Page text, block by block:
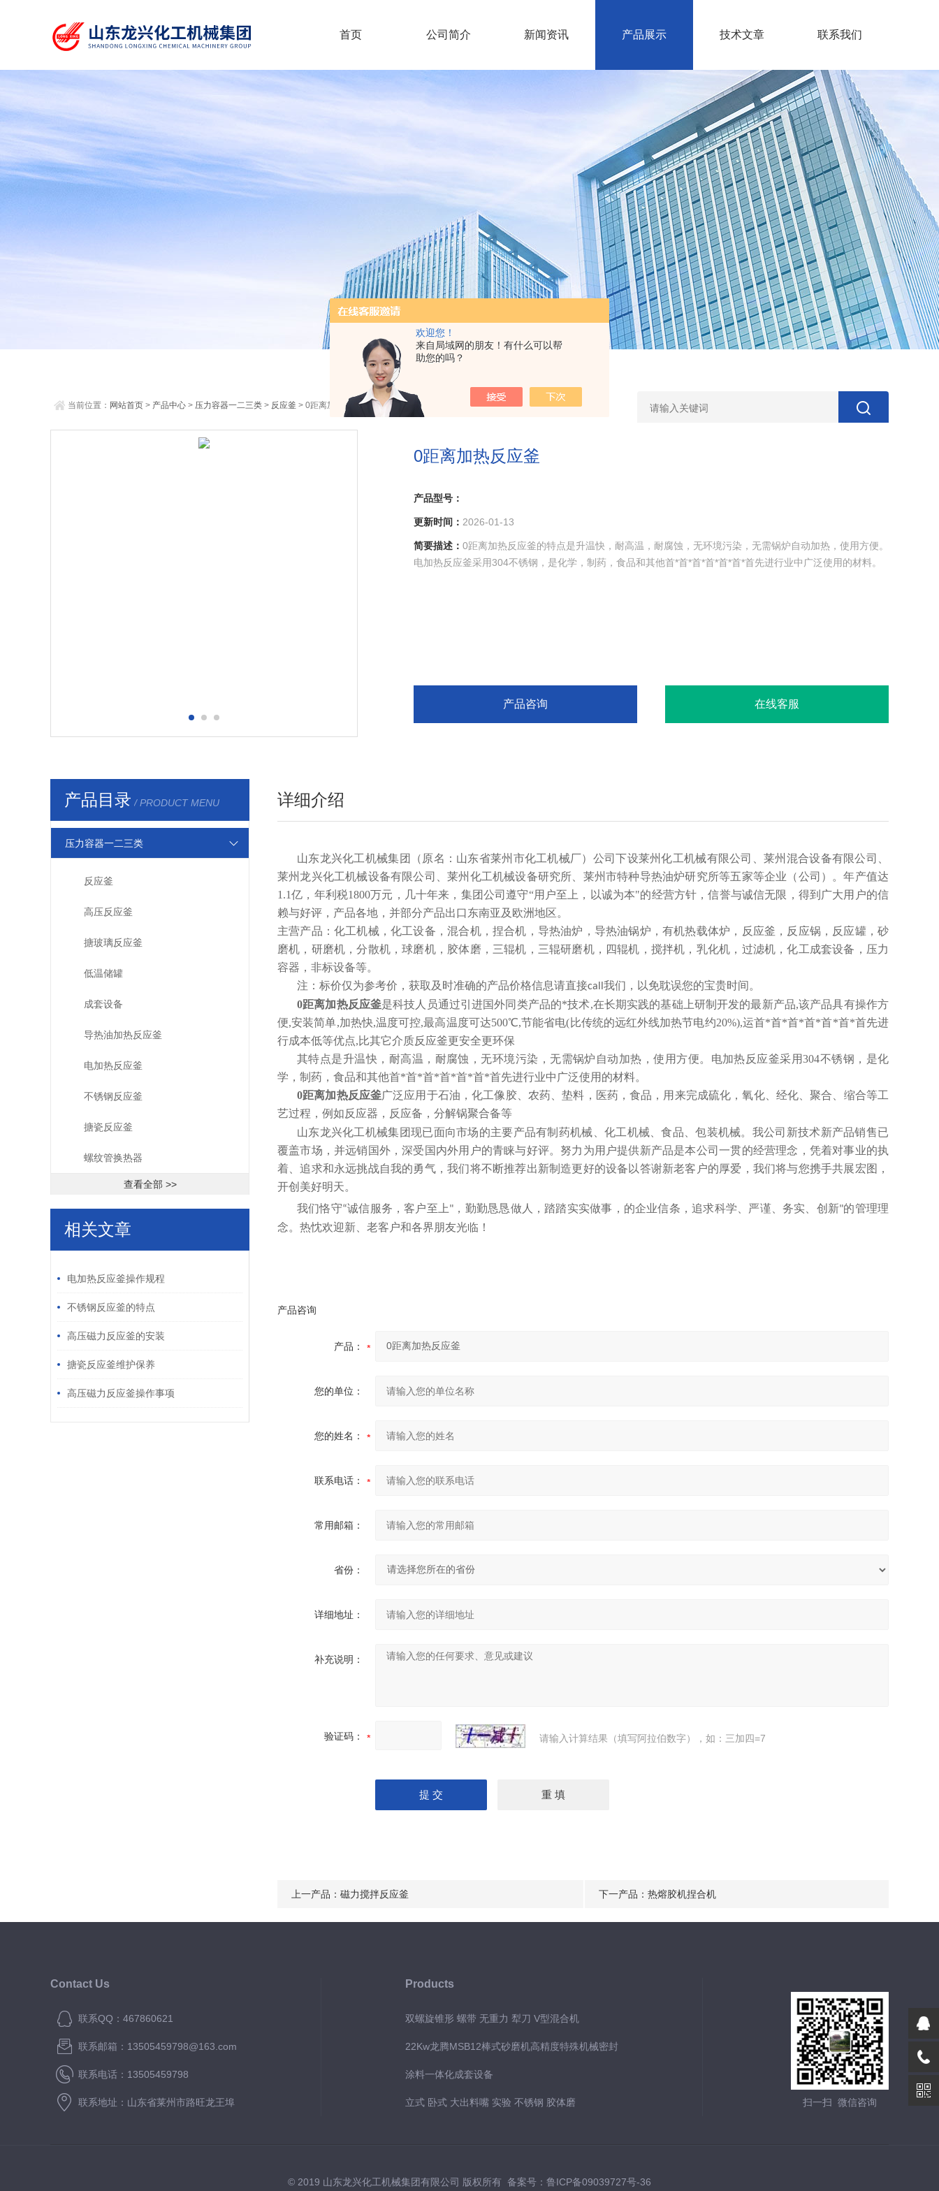
欢迎您！
来自局域网的朋友！有什么可以帮
助您的吗？
首页 公司简介 新闻资讯 产品展示 技术文章 联系我们
当前位置： 网站首页 > 产品中心 > 压力容器一二三类 > 反应釜 > 0距离加热反应釜
0距离加热反应釜
产品型号：
更新时间： 2026-01-13
简要描述： 0距离加热反应釜的特点是升温快，耐高温，耐腐蚀，无环境污染，无需锅炉自动加热，使用方便。
电加热反应釜采用304不锈钢，是化学，制药，食品和其他首*首*首*首*首*首*首先进行业中广泛使用的材料。
产品咨询 在线客服
产品目录 / PRODUCT MENU
压力容器一二三类
反应釜
高压反应釜
搪玻璃反应釜
低温储罐
成套设备
导热油加热反应釜
电加热反应釜
不锈钢反应釜
搪瓷反应釜
螺纹管换热器
查看全部 >>
相关文章
电加热反应釜操作规程
不锈钢反应釜的特点
高压磁力反应釜的安装
搪瓷反应釜维护保养
高压磁力反应釜操作事项
详细介绍
山东龙兴化工机械集团（原名：山东省莱州市化工机械厂）公司下设莱州化工机械有限公司、莱州混合设备有限公司、
莱州龙兴化工机械设备有限公司、莱州化工机械设备研究所、莱州市特种导热油炉研究所等五家等企业（公司）。年产值达
1.1亿，年利税1800万元，几十年来，集团公司遵守“用户至上，以诚为本"的经营方针，信誉与诚信无限，得到广大用户的信
赖与好评，产品各地，并部分产品出口东南亚及欧洲地区。
主营产品：化工机械，化工设备，混合机，捏合机，导热油炉，导热油锅炉，有机热载体炉，反应釜，反应锅，反应罐，砂
磨机，研磨机，分散机，球磨机，胶体磨，三辊机，三辊研磨机，四辊机，搅拌机，乳化机，过滤机，化工成套设备，压力
容器，非标设备等。
注：标价仅为参考价，获取及时准确的产品价格信息请直接call 我们，以免耽误您的宝贵时间。
0距离加热反应釜是科技人员通过引进国外同类产品的*技术,在长期实践的基础上研制开发的最新产品,该产品具有操作方
便,安装简单,加热快,温度可控,最高温度可达500℃,节能省电(比传统的远红外线加热节电约20%),运首*首*首*首*首*首*首先进
行成本低等优点,比其它介质反应釜更安全更环保
其特点是升温快，耐高温，耐腐蚀，无环境污染，无需锅炉自动加热，使用方便。 电加热反应釜采用304不锈钢，是化
学，制药，食品和其他首*首*首*首*首*首*首先进行业中广泛使用的材料。
0距离加热反应釜广泛应用于石油，化工像胶、农药、垫料，医药，食品，用来完成硫化，氧化、经化、聚合、缩合等工
艺过程，例如反应器，反应备，分解锅聚合备等
山东龙兴化工机械集团现已面向市场的主要产品有制药机械、化工机械、食品、包装机械。我公司新技术新产品销售已
覆盖市场，并远销国外，深受国内外用户的青睐与好评。努力为用户提供新产品是本公司一贯的经营理念，凭着对事业的执
着、追求和永远挑战自我的勇气，我们将不断推荐出新制造更好的设备以答谢新老客户的厚爱，我们将与您携手共展宏图，
开创美好明天。
我们恪守“诚信服务，客户至上" ，勤勤恳恳做人，踏踏实实做事，的企业信条，追求科学、严谨、务实、创新"的管理理
念。热忱欢迎新、老客户和各界朋友光临！
产品咨询
产品：
您的单位：
您的姓名：
联系电话：
常用邮箱：
省份：
详细地址：
补充说明：
验证码： 请输入计算结果（填写阿拉伯数字），如：三加四=7
上一产品： 磁力搅拌反应釜 下一产品： 热熔胶机捏合机
Contact Us
联系QQ：467860621
联系邮箱：13505459798@163.com
联系电话：13505459798
联系地址：山东省莱州市路旺龙王埠
Products
双螺旋锥形 螺带 无重力 犁刀 V型混合机
22Kw龙腾MSB12棒式砂磨机高精度特殊机械密封
涂料一体化成套设备
立式 卧式 大出料嘴 实验 不锈钢 胶体磨 扫一扫 微信咨询
© 2019 山东龙兴化工机械集团有限公司 版权所有 备案号： 鲁ICP备09039727号-36